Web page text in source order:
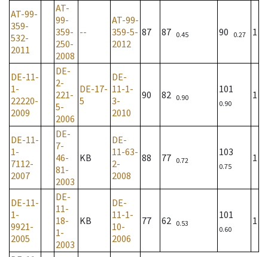
AT-99-
359-
532-
2011
AT-
99-
359-
250-
2008
--
AT-99-
359-5-
2012
87 87 0.45 90 0.27 1
DE-11-
1-
22220-
2009
DE-
2-
221-
5-
2006
DE-17-
5
DE-
11-1-
3-
2010
90 82 0.90
101
0.90
1
DE-11-
1-
7112-
2007
DE-
7-
46-
81-
2003
KB
DE-
11-63-
2-
2008
88 77 0.72
103
0.75
1
DE-11-
1-
9921-
2005
DE-
11-
18-
1-
2003
KB
DE-
11-1-
10-
2006
77 62 0.53
101
0.60
1